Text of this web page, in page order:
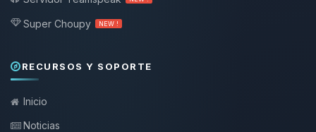
Super Choupy NEW !
RECURSOS Y SOPORTE
Inicio
Noticias